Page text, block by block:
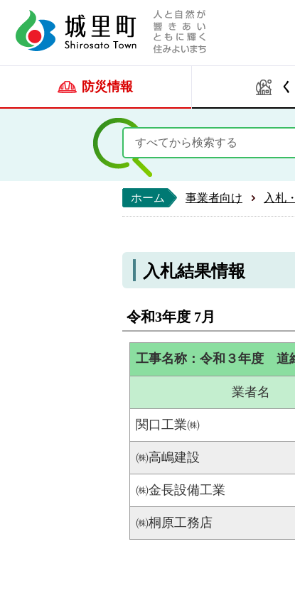
人と自然が響き
防災情報
ホーム 事業者向け 入札
入札結果情報
令和3年度 7月
工事名称：令和３年度
業者名
関口工業㈱
㈱高嶋建設
㈱金長設備工業
㈱桐原工務店